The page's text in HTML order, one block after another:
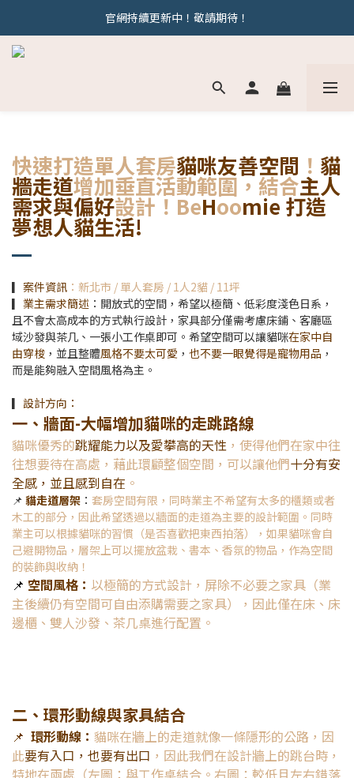
官網持續更新中！敬請期待！
官網持續更新中！敬請期待！
官網持續更新中！敬請期待！
快速打造單人套房貓咪友善空間 ！ 貓
牆走道增加垂直活動範圍，結合主人
需求與偏好設計！BeHoomie打造
夢想人貓生活!
▎ 案件資訊 ：新北市 / 單人套房 / 1人2貓 / 11坪
▎ 業主需求簡述 ：開放式的空間，希望以極簡、低彩度淺色日系，
且不會太高成本的方式執行設計，家具部分僅需考慮床鋪、客廳區
域沙發與茶几、一張小工作桌即可。希望空間可以讓貓咪在家中自
由穿梭 ，並且整體風格不要太可愛 ， 也不要一眼覺得是寵物用品 ，
而是能夠融入空間風格為主。
▎ 設計方向：
一、牆面-大幅增加貓咪的走跳路線
貓咪優秀的跳耀能力以及愛攀高的天性 ，使得他們在家中往
往想要待在高處，藉此環顧整個空間，可以讓他們十分有安
全感，並且感到自在 。
📌 貓走道層架 ： 套房空間有限，同時業主不希望有太多的櫃類或者
木工的部分，因此希望透過以牆面的走道為主要的設計範圍。同時
業主可以根據貓咪的習慣（是否喜歡把東西拍落），如果貓咪會自
己避開物品，層架上可以擺放盆栽、書本、香氛的物品，作為空間
的裝飾與收納！
📌 空間風格： 以極簡的方式設計，屏除不必要之家具（業
主後續仍有空間可自由添購需要之家具），因此僅在床、床
邊櫃、雙人沙發、茶几桌進行配置。
二、環形動線與家具結合
📌 環形動線： 貓咪在牆上的走道就像一條隱形的公路，因
此要有入口，也要有出口 ，因此我們在設計牆上的跳台時，